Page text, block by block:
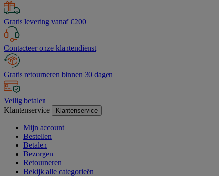
Gratis levering vanaf €200
Contacteer onze klantendienst
Gratis retourneren binnen 30 dagen
Veilig betalen
Klantenservice
Klantenservice
Mijn account
Bestellen
Betalen
Bezorgen
Retourneren
Bekijk alle categorieën